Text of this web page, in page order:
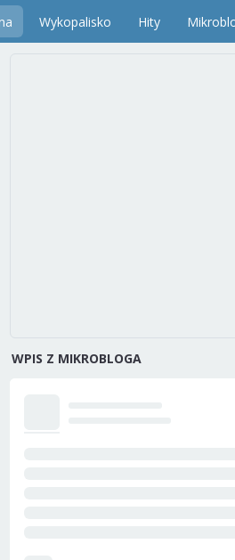
Wykopalisko Hity
WPIS Z MIKROBLOGA